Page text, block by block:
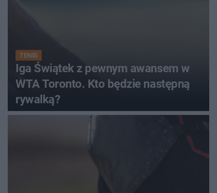
TENIS
Iga Świątek z pewnym awansem w
WTA Toronto. Kto będzie następną
rywalką?